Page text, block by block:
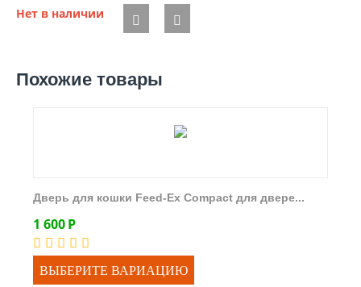
Нет в наличии
Похожие товары
Дверь для кошки Feed-Ex Compact для двере...
1 600Р
ВЫБЕРИТЕ ВАРИАЦИЮ